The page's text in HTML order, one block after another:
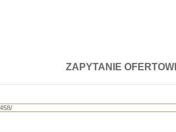
ZAPYTANIE